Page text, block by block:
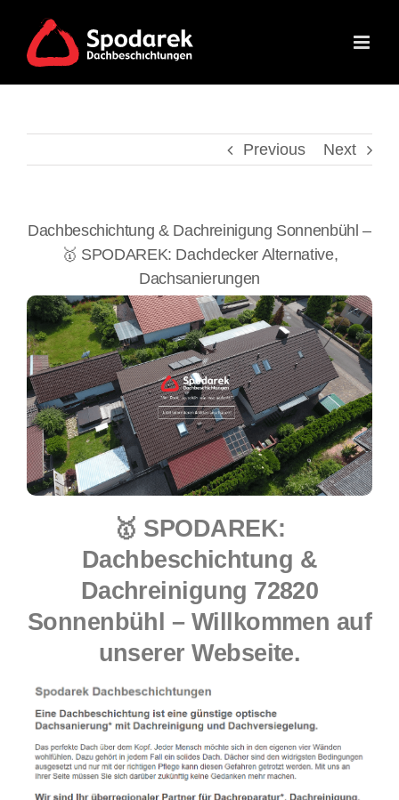
content
Previous Next
Dachbeschichtung & Dachreinigung Sonnenbühl –
🥇 SPODAREK: Dachdecker Alternative,
Dachsanierungen
🥇 SPODAREK:
Dachbeschichtung &
Dachreinigung 72820
Sonnenbühl – Willkommen auf
unserer Webseite.